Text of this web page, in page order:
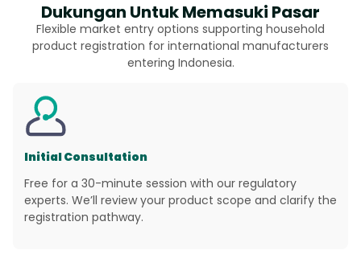
Dukungan Untuk Memasuki Pasar
Flexible market entry options supporting household
product registration for international manufacturers
entering Indonesia.
Initial Consultation
Free for a 30-minute session with our regulatory
experts. We’ll review your product scope and clarify the
registration pathway.